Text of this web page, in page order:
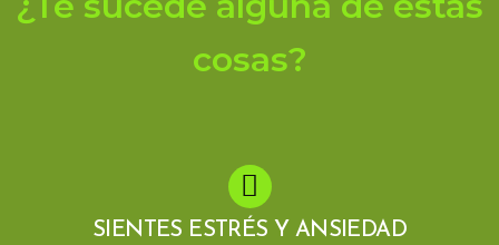
cosas?
SIENTES ESTRÉS Y ANSIEDAD